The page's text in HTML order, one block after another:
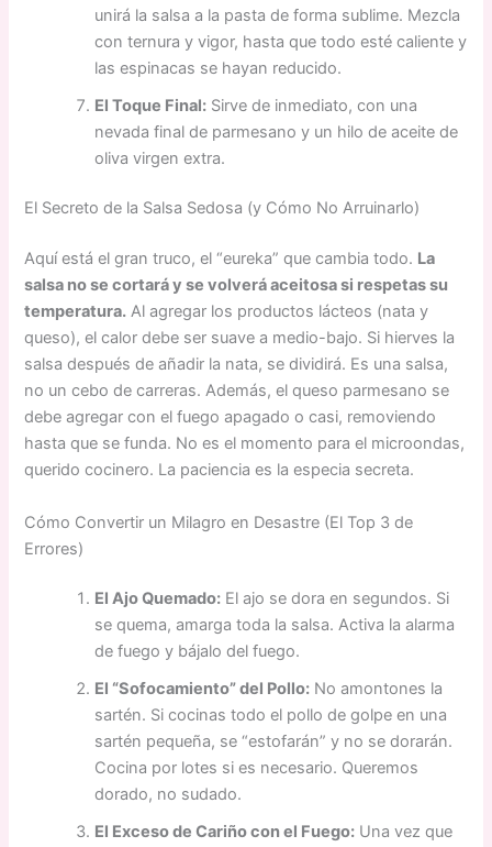
unirá la salsa a la pasta de forma sublime. Mezcla
con ternura y vigor, hasta que todo esté caliente y
las espinacas se hayan reducido.
El Toque Final: Sirve de inmediato, con una
nevada final de parmesano y un hilo de aceite de
oliva virgen extra.
El Secreto de la Salsa Sedosa (y Cómo No Arruinarlo)
Aquí está el gran truco, el “eureka” que cambia todo. La
salsa no se cortará y se volverá aceitosa si respetas su
temperatura. Al agregar los productos lácteos (nata y
queso), el calor debe ser suave a medio-bajo. Si hierves la
salsa después de añadir la nata, se dividirá. Es una salsa,
no un cebo de carreras. Además, el queso parmesano se
debe agregar con el fuego apagado o casi, removiendo
hasta que se funda. No es el momento para el microondas,
querido cocinero. La paciencia es la especia secreta.
Cómo Convertir un Milagro en Desastre (El Top 3 de
Errores)
El Ajo Quemado: El ajo se dora en segundos. Si
se quema, amarga toda la salsa. Activa la alarma
de fuego y bájalo del fuego.
El “Sofocamiento” del Pollo: No amontones la
sartén. Si cocinas todo el pollo de golpe en una
sartén pequeña, se “estofarán” y no se dorarán.
Cocina por lotes si es necesario. Queremos
dorado, no sudado.
El Exceso de Cariño con el Fuego: Una vez que